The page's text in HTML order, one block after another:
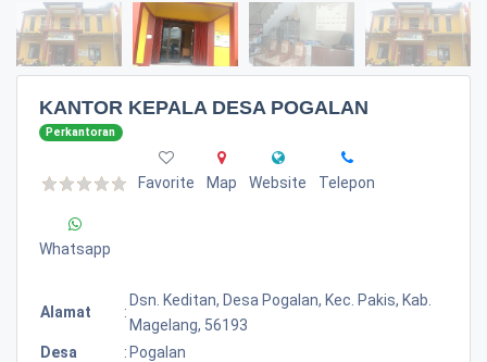
KANTOR KEPALA DESA POGALAN
Perkantoran
Favorite Map Website Telepon
Whatsapp
Alamat :
Dsn. Keditan, Desa Pogalan, Kec. Pakis, Kab.
Magelang, 56193
Desa
: Pogalan